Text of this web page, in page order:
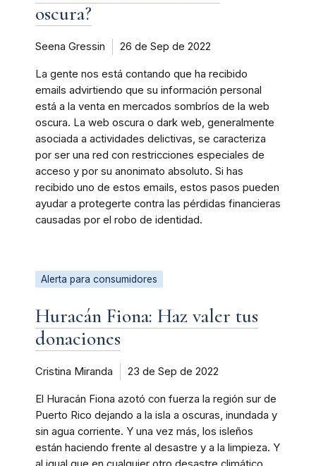
oscura?
Seena Gressin 26 de Sep de 2022
La gente nos está contando que ha recibido
emails advirtiendo que su información personal
está a la venta en mercados sombríos de la web
oscura. La web oscura o dark web, generalmente
asociada a actividades delictivas, se caracteriza
por ser una red con restricciones especiales de
acceso y por su anonimato absoluto. Si has
recibido uno de estos emails, estos pasos pueden
ayudar a protegerte contra las pérdidas financieras
causadas por el robo de identidad.
Alerta para consumidores
Huracán Fiona: Haz valer tus
donaciones
Cristina Miranda 23 de Sep de 2022
El Huracán Fiona azotó con fuerza la región sur de
Puerto Rico dejando a la isla a oscuras, inundada y
sin agua corriente. Y una vez más, los isleños
están haciendo frente al desastre y a la limpieza. Y